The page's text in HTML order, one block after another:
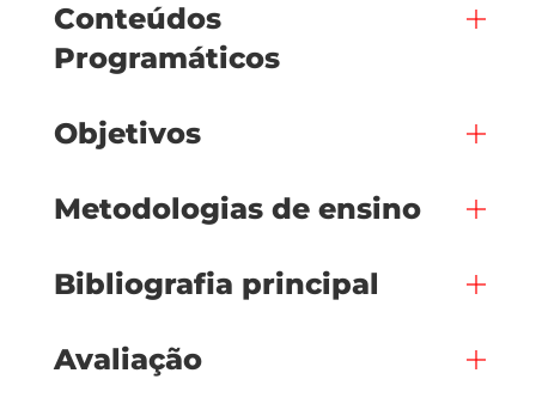
Conteúdos
Programáticos
Objetivos
Metodologias de ensino
Bibliografia principal
Avaliação